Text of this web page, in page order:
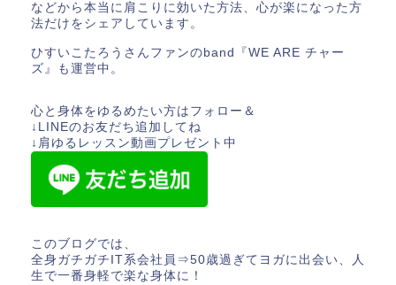
などから本当に肩こりに効いた方法、心が楽になった方
法だけをシェアしています。
ひすいこたろうさんファンのband『WE ARE チャー
ズ』も運営中。
心と身体をゆるめたい方はフォロー＆
↓LINEのお友だち追加してね
↓肩ゆるレッスン動画プレゼント中
このブログでは、
全身ガチガチIT系会社員⇒50歳過ぎてヨガに出会い、人
生で一番身軽で楽な身体に！